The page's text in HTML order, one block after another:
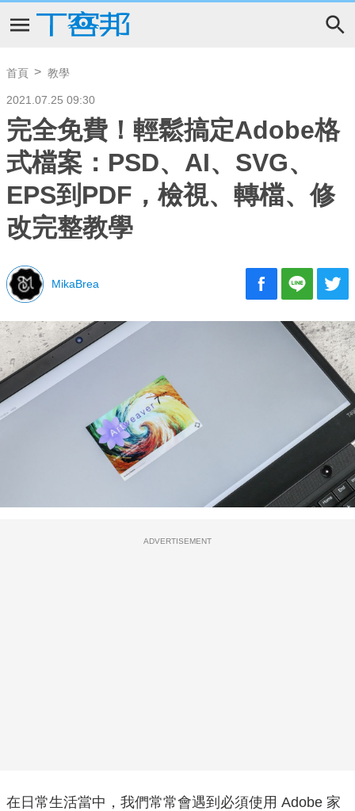
首頁 教學
2021.07.25 09:30
完全免費！輕鬆搞定Adobe格
式檔案：PSD、AI、SVG、
EPS到PDF，檢視、轉檔、修
改完整教學
MikaBrea
ADVERTISEMENT
在日常生活當中，我們常常會遇到必須使用 Adobe 家